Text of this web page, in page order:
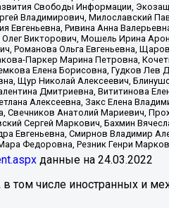
Свободы Информации,
Владимирович,
Евгеньевна, Ривина Анна
Викторович, Мошель Ирина
Романова Ольга Евгеньевна,
Паркер Марина Петровна,
Елена Борисовна, Гудков
Щур Николай Алексеевич,
Дмитриевна, Вититинова
Алексеевна, Закс Елена
Свечников Анатолий Мариевич,
Сергей Маркович, Бахмин
Евгеньевна, Смирнов Владимир
Федоровна, Резник Генри
данные на 24.03.2022
том числе иностранных и